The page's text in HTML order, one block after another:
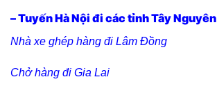
– Tuyến Hà Nội đi các tỉnh Tây Nguyên
Nhà xe ghép hàng đi Lâm Đồng
Chở hàng đi Gia Lai